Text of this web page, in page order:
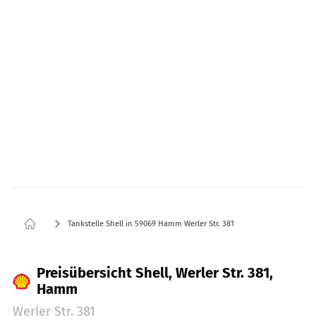
Tankstelle Shell in 59069 Hamm Werler Str. 381
Preisübersicht Shell, Werler Str. 381,
Hamm
Werler Str. 381